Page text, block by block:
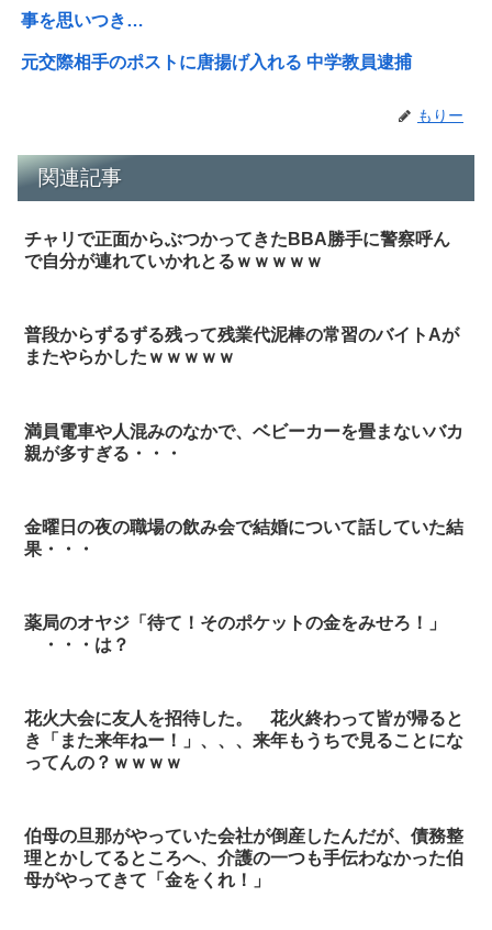
事を思いつき…
元交際相手のポストに唐揚げ入れる 中学教員逮捕
もりー
関連記事
チャリで正面からぶつかってきたBBA勝手に警察呼ん
で自分が連れていかれとるｗｗｗｗｗ
普段からずるずる残って残業代泥棒の常習のバイトAが
またやらかしたｗｗｗｗｗ
満員電車や人混みのなかで、ベビーカーを畳まないバカ
親が多すぎる・・・
金曜日の夜の職場の飲み会で結婚について話していた結
果・・・
薬局のオヤジ「待て！そのポケットの金をみせろ！」
・・・は？
花火大会に友人を招待した。 花火終わって皆が帰ると
き「また来年ねー！」、、、来年もうちで見ることにな
ってんの？ｗｗｗｗ
伯母の旦那がやっていた会社が倒産したんだが、債務整
理とかしてるところへ、介護の一つも手伝わなかった伯
母がやってきて「金をくれ！」